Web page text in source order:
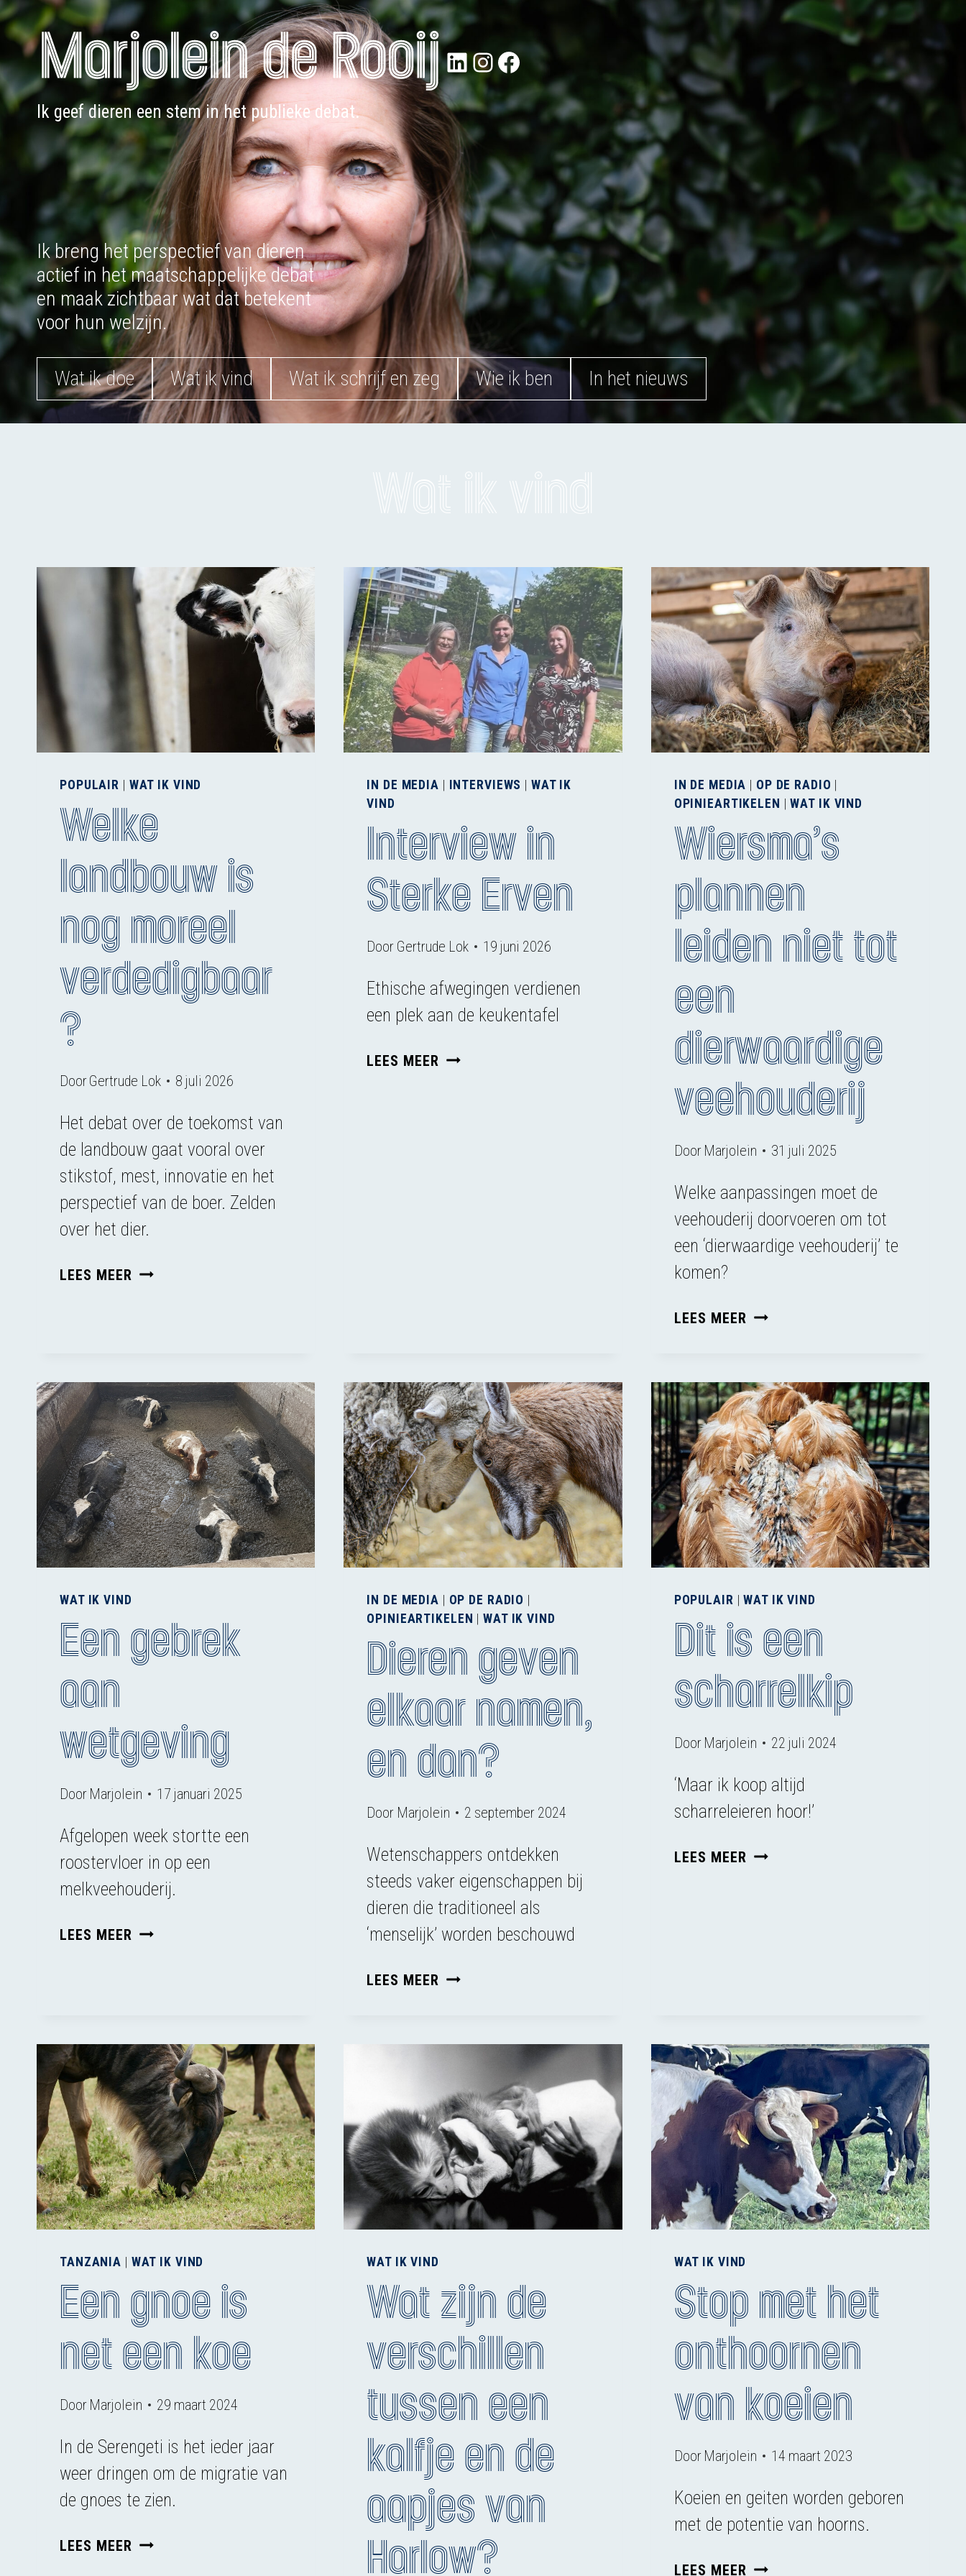
Doorgaan
naar
inhoud
LinkedIn
Instagram
Facebook
Ik geef dieren een stem in het publieke debat.
Ik breng het perspectief van dieren
actief in het maatschappelijke debat
en maak zichtbaar wat dat betekent
voor hun welzijn.
Wat ik doe Wat ik vind Wat ik schrijf en zeg Wie ik ben In het nieuws
Wat ik vind
POPULAIR WAT IK VIND
Welke
landbouw is
nog moreel
verdedigbaar
?
DoorGertrude Lok 8 juli 2026
Het debat over de toekomst van
de landbouw gaat vooral over
stikstof, mest, innovatie en het
perspectief van de boer. Zelden
over het dier.
LEES MEER WELKE
VERDEDIGBAAR?
IN DE MEDIA INTERVIEWS
WAT IK
VIND
Interview in
Sterke Erven
Door Gertrude Lok 19 juni 2026
Ethische afwegingen verdienen
een plek aan de keukentafel
LEES MEER INTERVIEW
IN DE MEDIA OP DE RADIO
OPINIEARTIKELEN
|WAT IK VIND
Wiersma’s
plannen
leiden niet tot
een
dierwaardige
veehouderij
Door Marjolein 31 juli 2025
Welke aanpassingen moet de
veehouderij doorvoeren om tot
een ‘dierwaardige veehouderij’ te
komen?
LEES MEER WIERSMA’S
NIET
TOT
EEN
DIERWAARDIGE
VEEHOUDERIJ
WAT IK VIND
Een gebrek
aan
wetgeving
Door Marjolein 17 januari 2025
Afgelopen week stortte een
roostervloer in op een
melkveehouderij.
LEES MEER EEN
IN DE MEDIA OP DE RADIO
OPINIEARTIKELEN
|WAT IK VIND
Dieren geven
elkaar namen,
en dan?
Door Marjolein 2 september 2024
Wetenschappers ontdekken
steeds vaker eigenschappen bij
dieren die traditioneel als
‘menselijk’ worden beschouwd
LEES MEER DIEREN
NAMEN,
POPULAIR |WAT IK VIND
Dit is een
scharrelkip
Door Marjolein 22 juli 2024
‘Maar ik koop altijd
scharreleieren hoor!’
LEES MEER DIT
TANZANIA WAT IK VIND
Een gnoe is
net een koe
Door Marjolein 29 maart 2024
In de Serengeti is het ieder jaar
weer dringen om de migratie van
de gnoes te zien.
LEES MEER EEN
WAT IK VIND
Wat zijn de
verschillen
tussen een
kalfje en de
aapjes van
Harlow?
WAT IK VIND
Stop met het
onthoornen
van koeien
Door Marjolein 14 maart 2023
Koeien en geiten worden geboren
met de potentie van hoorns.
LEES MEER STOP